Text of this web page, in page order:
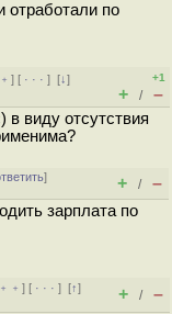
отработали по
] [ · · ·][↓]
+1
+ / –
виду отсутствия
]
+ / –
зарплата по
] [ · · ·][↑]
+ / –